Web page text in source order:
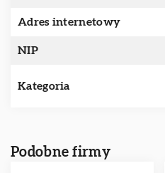
Adres internetowy
NIP
Kategoria
Podobne firmy